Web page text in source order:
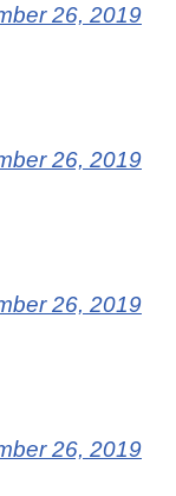
26, 2019
26, 2019
26, 2019
26, 2019